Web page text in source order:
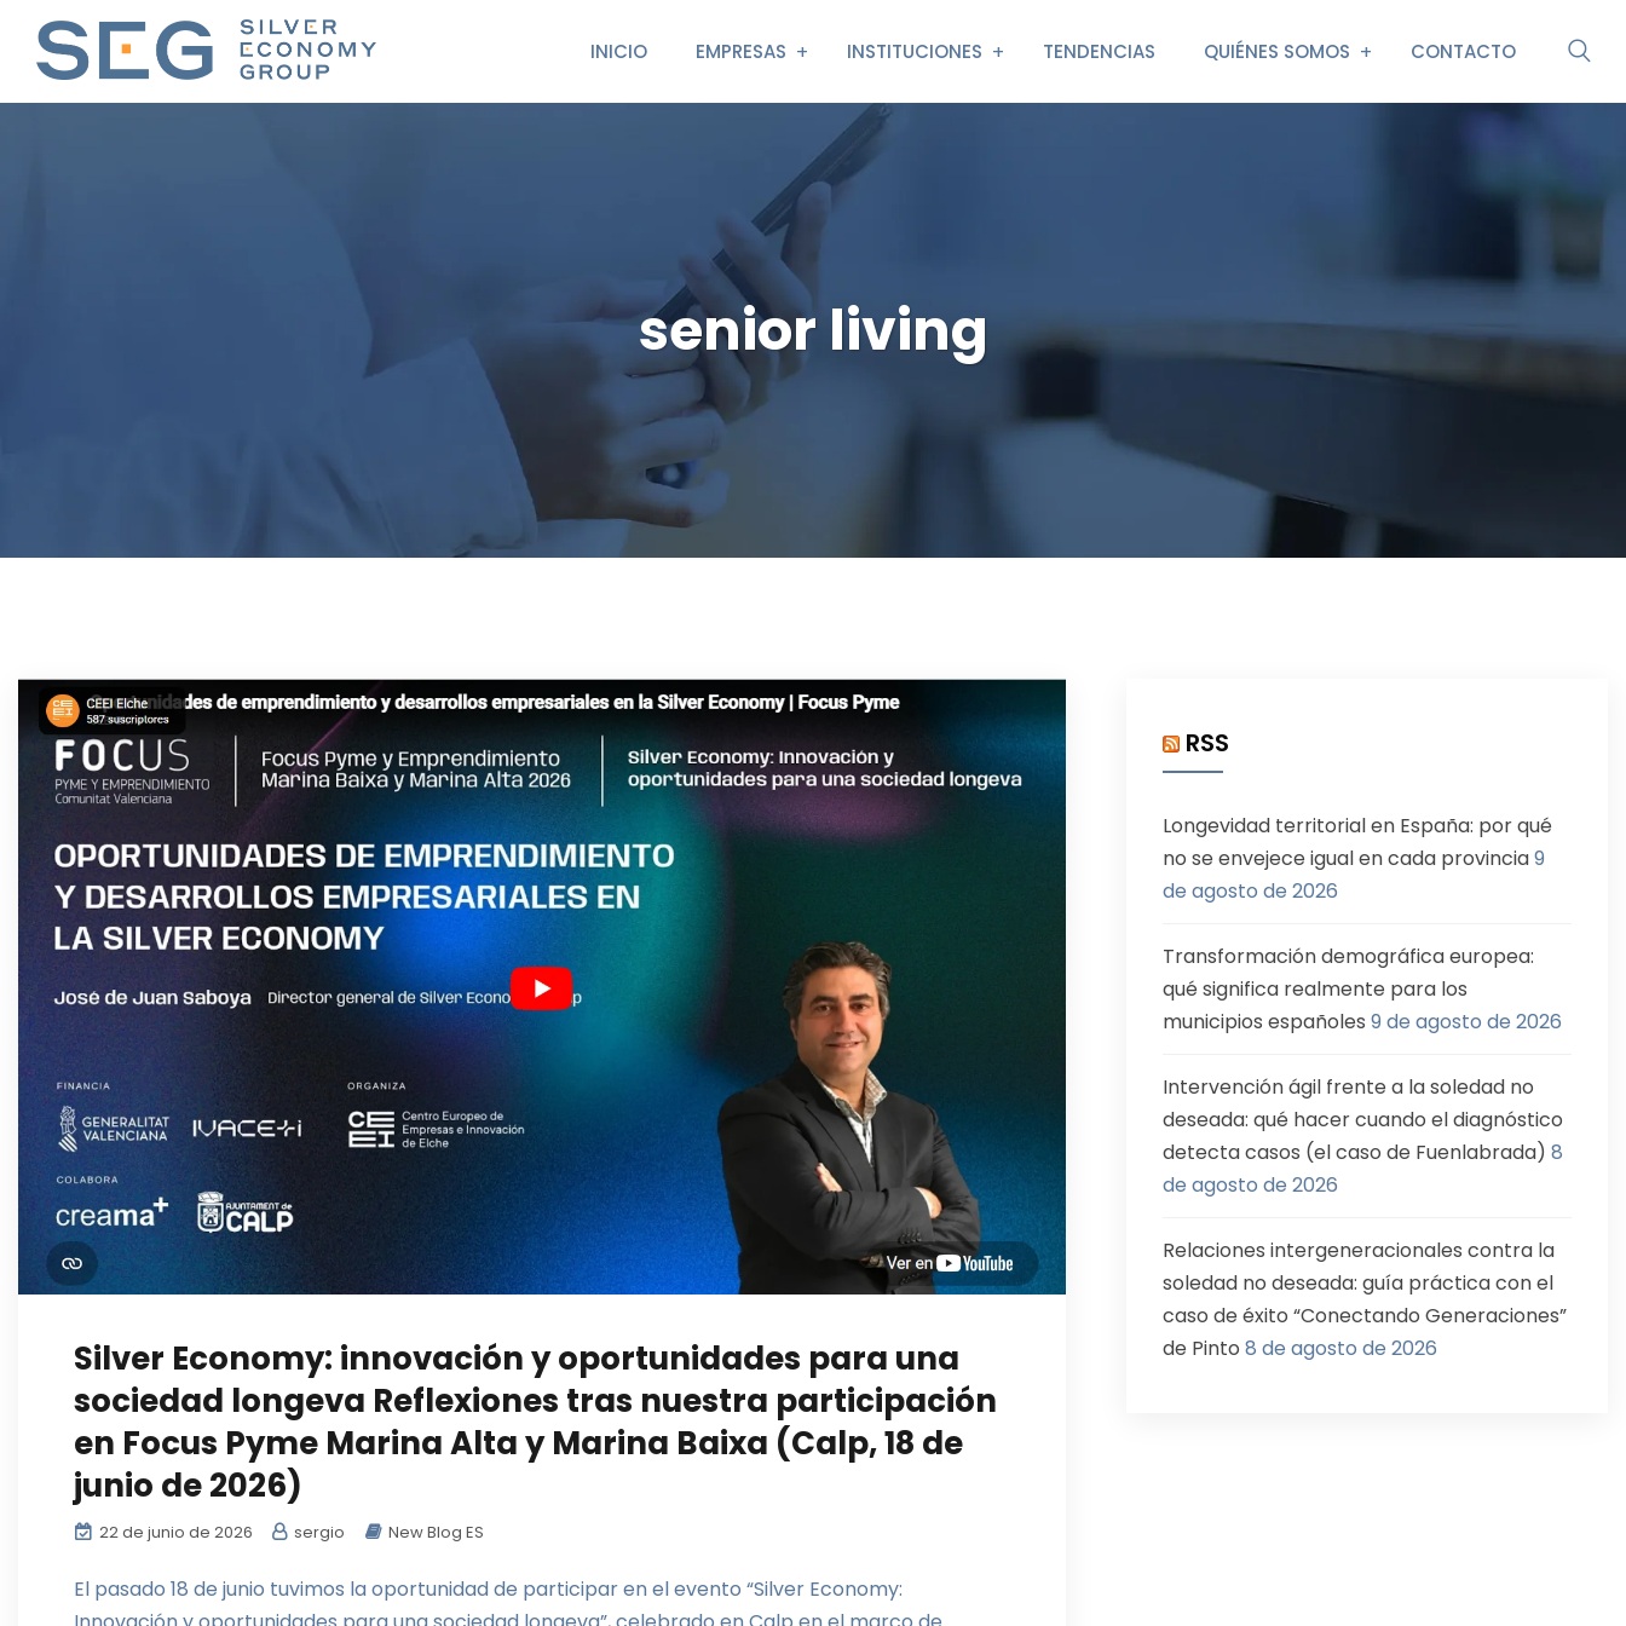
INICIO EMPRESAS INSTITUCIONES TENDENCIAS QUIÉNES SOMOS CONTACTO
senior living
Silver Economy: innovación y oportunidades para una
sociedad longeva Reflexiones tras nuestra participación
en Focus Pyme Marina Alta y Marina Baixa (Calp, 18 de
junio de 2026)
22 de junio de 2026 sergio New Blog ES
El pasado 18 de junio tuvimos la oportunidad de participar en el evento “Silver Economy:
RSS
Longevidad territorial en España: por qué
no se envejece igual en cada provincia9
de agosto de 2026
Transformación demográfica europea:
qué significa realmente para los
municipios españoles 9 de agosto de 2026
Intervención ágil frente a la soledad no
deseada: qué hacer cuando el diagnóstico
detecta casos (el caso de Fuenlabrada) 8
de agosto de 2026
Relaciones intergeneracionales contra la
soledad no deseada: guía práctica con el
caso de éxito “Conectando Generaciones”
de Pinto 8 de agosto de 2026